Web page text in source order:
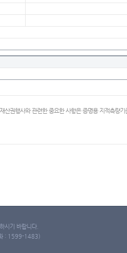
권행사와 관련한 중요한 사항은 증명용 지적측량
시기 바랍니다.
: 1599-1483)